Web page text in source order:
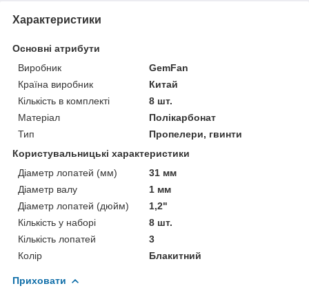
Характеристики
Основні атрибути
Виробник
GemFan
Країна виробник
Китай
Кількість в комплекті
8 шт.
Матеріал
Полікарбонат
Тип
Пропелери, гвинти
Користувальницькі характеристики
Діаметр лопатей (мм)
31 мм
Діаметр валу
1 мм
Діаметр лопатей (дюйм)
1,2"
Кількість у наборі
8 шт.
Кількість лопатей
3
Колір
Блакитний
Приховати